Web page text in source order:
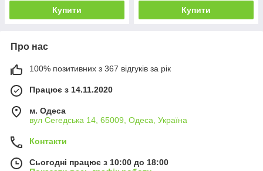
Купити Купити
Про нас
100% позитивних з 367 відгуків за рік
Працює з 14.11.2020
м. Одеса
вул Сегедська 14, 65009, Одеса, Україна
Контакти
Сьогодні працює з 10:00 до 18:00